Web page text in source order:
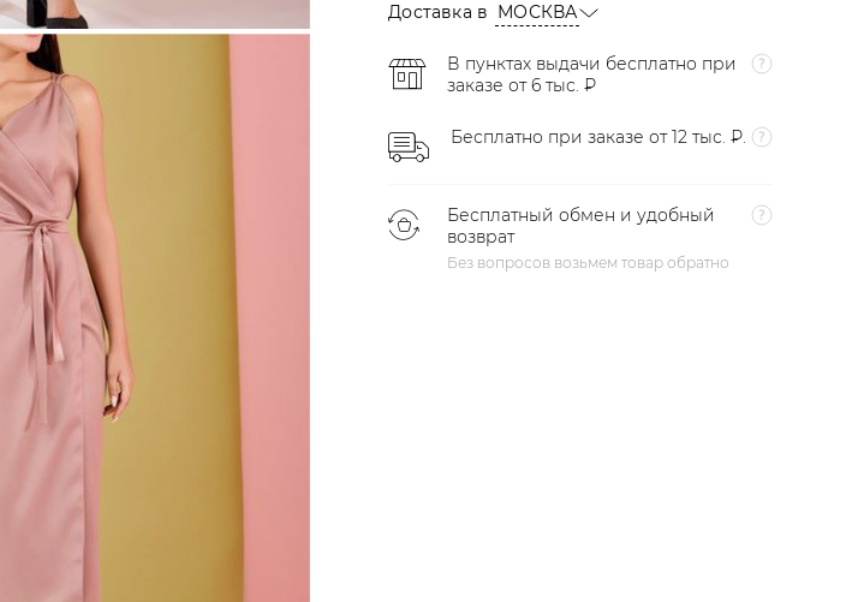
Доставка в МОСКВА
В пунктах выдачи бесплатно при
заказе от 6 тыс. ₽
Бесплатно при заказе от 12 тыс. ₽.
Бесплатный обмен и удобный
возврат
Без вопросов возьмем товар обратно